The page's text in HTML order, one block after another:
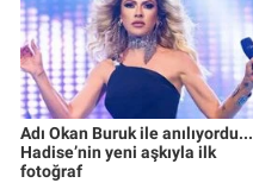
Adı Okan Buruk ile anılıyordu...
Hadise’nin yeni aşkıyla ilk
fotoğraf